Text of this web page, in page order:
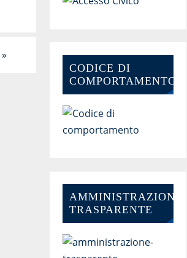
»
CODICE DI
COMPORTAMENTO
AMMINISTRAZIONE-
TRASPARENTE